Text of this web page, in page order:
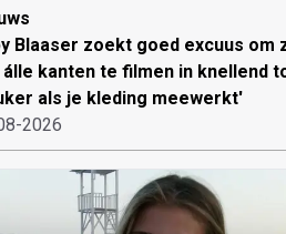
Blaaser zoekt goed excuus om
álle kanten te filmen in knellend
als je kleding meewerkt'
2026